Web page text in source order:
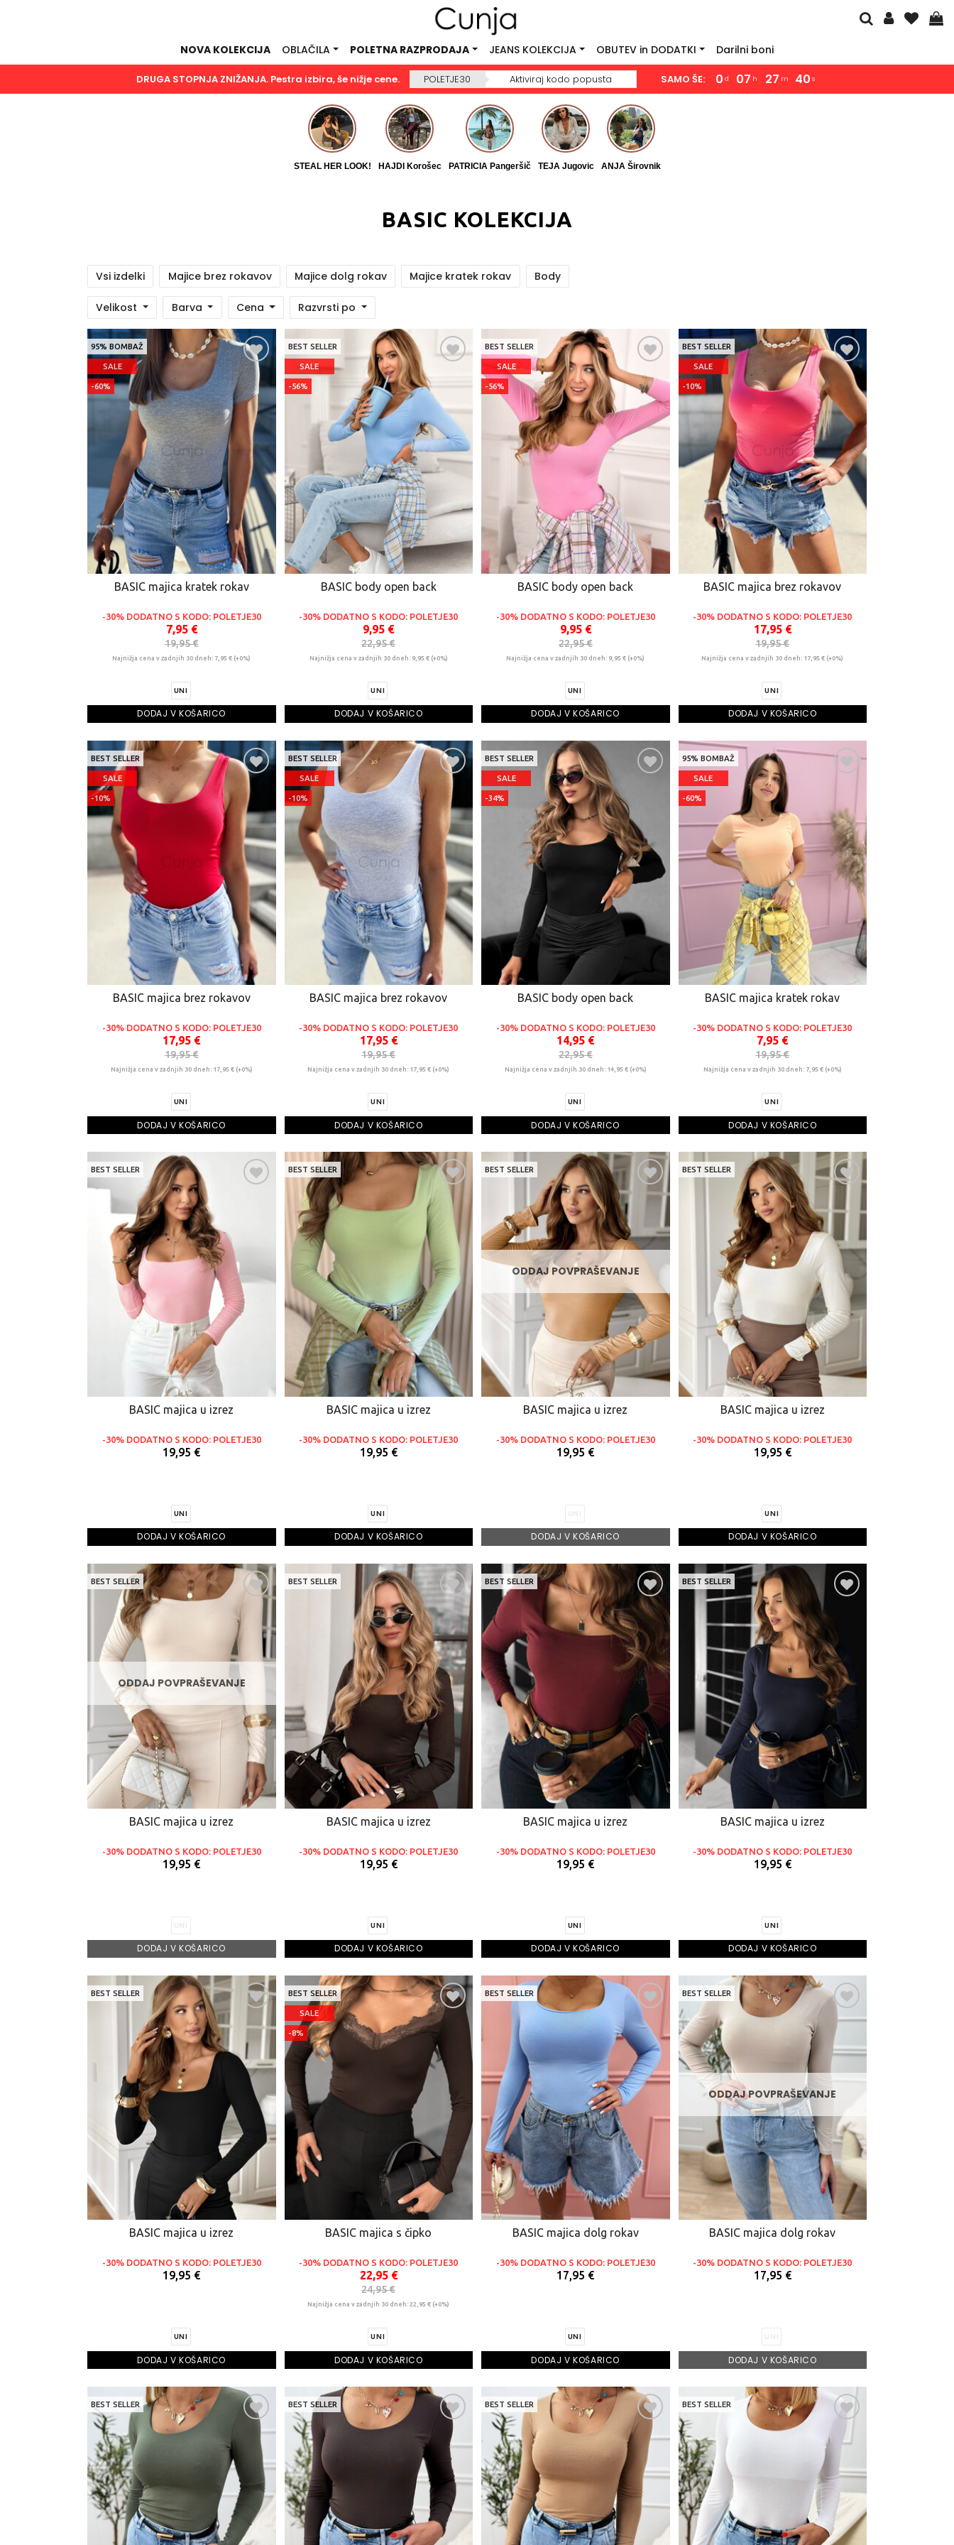
NOVA KOLEKCIJA OBLAČILA POLETNA RAZPRODAJA JEANS KOLEKCIJA OBUTEV in DODATKI Darilni boni
DRUGA STOPNJA ZNIŽANJA. Pestra izbira, še nižje cene. POLETJE30 Aktiviraj kodo popusta SAMO ŠE: 0 d 07 h 27 m 37 s
STEAL HER LOOK! HAJDI Korošec PATRICIA Pangeršič TEJA Jugovic ANJA Širovnik
BASIC KOLEKCIJA
Vsi izdelki Majice brez rokavov Majice dolg rokav Majice kratek rokav Body
Velikost Barva Cena Razvrsti po
95% BOMBAŽ
SALE
-60%
BASIC majica kratek rokav
-30% DODATNO S KODO: POLETJE30
7,95 €
19,95 €
Najnižja cena v zadnjih 30 dneh: 7,95 € (+0%)
UNI
DODAJ V KOŠARICO
BEST SELLER
SALE
-56%
BASIC body open back
-30% DODATNO S KODO: POLETJE30
9,95 €
22,95 €
Najnižja cena v zadnjih 30 dneh: 9,95 € (+0%)
UNI
DODAJ V KOŠARICO
BEST SELLER
SALE
-56%
BASIC body open back
-30% DODATNO S KODO: POLETJE30
9,95 €
22,95 €
Najnižja cena v zadnjih 30 dneh: 9,95 € (+0%)
UNI
DODAJ V KOŠARICO
BEST SELLER
SALE
-10%
BASIC majica brez rokavov
-30% DODATNO S KODO: POLETJE30
17,95 €
19,95 €
Najnižja cena v zadnjih 30 dneh: 17,95 € (+0%)
UNI
DODAJ V KOŠARICO
BEST SELLER
SALE
-10%
BASIC majica brez rokavov
-30% DODATNO S KODO: POLETJE30
17,95 €
19,95 €
Najnižja cena v zadnjih 30 dneh: 17,95 € (+0%)
UNI
DODAJ V KOŠARICO
BEST SELLER
SALE
-10%
BASIC majica brez rokavov
-30% DODATNO S KODO: POLETJE30
17,95 €
19,95 €
Najnižja cena v zadnjih 30 dneh: 17,95 € (+0%)
UNI
DODAJ V KOŠARICO
BEST SELLER
SALE
-34%
BASIC body open back
-30% DODATNO S KODO: POLETJE30
14,95 €
22,95 €
Najnižja cena v zadnjih 30 dneh: 14,95 € (+0%)
UNI
DODAJ V KOŠARICO
95% BOMBAŽ
SALE
-60%
BASIC majica kratek rokav
-30% DODATNO S KODO: POLETJE30
7,95 €
19,95 €
Najnižja cena v zadnjih 30 dneh: 7,95 € (+0%)
UNI
DODAJ V KOŠARICO
BEST SELLER
BASIC majica u izrez
-30% DODATNO S KODO: POLETJE30
19,95 €
UNI
DODAJ V KOŠARICO
BEST SELLER
BASIC majica u izrez
-30% DODATNO S KODO: POLETJE30
19,95 €
UNI
DODAJ V KOŠARICO
BEST SELLER
ODDAJ POVPRAŠEVANJE
BASIC majica u izrez
-30% DODATNO S KODO: POLETJE30
19,95 €
DODAJ V KOŠARICO
BEST SELLER
BASIC majica u izrez
-30% DODATNO S KODO: POLETJE30
19,95 €
UNI
DODAJ V KOŠARICO
BEST SELLER
ODDAJ POVPRAŠEVANJE
BASIC majica u izrez
-30% DODATNO S KODO: POLETJE30
19,95 €
DODAJ V KOŠARICO
BEST SELLER
BASIC majica u izrez
-30% DODATNO S KODO: POLETJE30
19,95 €
UNI
DODAJ V KOŠARICO
BEST SELLER
BASIC majica u izrez
-30% DODATNO S KODO: POLETJE30
19,95 €
UNI
DODAJ V KOŠARICO
BEST SELLER
BASIC majica u izrez
-30% DODATNO S KODO: POLETJE30
19,95 €
UNI
DODAJ V KOŠARICO
BEST SELLER
BASIC majica u izrez
-30% DODATNO S KODO: POLETJE30
19,95 €
UNI
DODAJ V KOŠARICO
BEST SELLER
SALE
-8%
BASIC majica s čipko
-30% DODATNO S KODO: POLETJE30
22,95 €
24,95 €
Najnižja cena v zadnjih 30 dneh: 22,95 € (+0%)
UNI
DODAJ V KOŠARICO
BEST SELLER
BASIC majica dolg rokav
-30% DODATNO S KODO: POLETJE30
17,95 €
UNI
DODAJ V KOŠARICO
BEST SELLER
ODDAJ POVPRAŠEVANJE
BASIC majica dolg rokav
-30% DODATNO S KODO: POLETJE30
17,95 €
DODAJ V KOŠARICO
BEST SELLER BEST SELLER BEST SELLER BEST SELLER